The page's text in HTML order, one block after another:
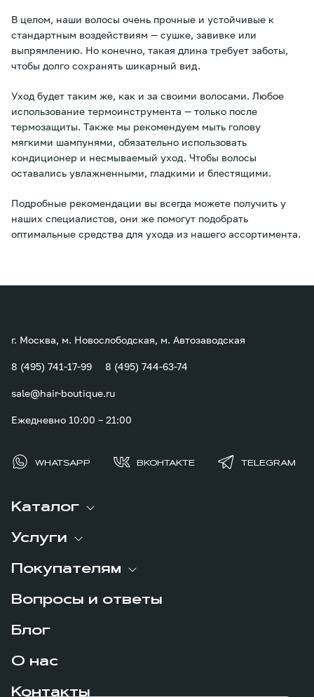
В целом, наши волосы очень прочные и устойчивые к
стандартным воздействиям — сушке, завивке или
выпрямлению. Но конечно, такая длина требует заботы,
чтобы долго сохранять шикарный вид.
Уход будет таким же, как и за своими волосами. Любое
использование термоинструмента — только после
термозащиты. Также мы рекомендуем мыть голову
мягкими шампунями, обязательно использовать
кондиционер и несмываемый уход. Чтобы волосы
оставались увлажненными, гладкими и блестящими.
Подробные рекомендации вы всегда можете получить у
наших специалистов, они же помогут подобрать
оптимальные средства для ухода из нашего ассортимента.
Каталог
Услуги
Покупателям
Вопросы и ответы
Блог
О нас
Контакты
г. Москва, м. Новослободская, м. Автозаводская
8 (495) 741-17-99 8 (495) 744-63-74
sale@hair-boutique.ru
Ежедневно 10:00 – 21:00
WHATSAPP ВКОНТАКТЕ TELEGRAM